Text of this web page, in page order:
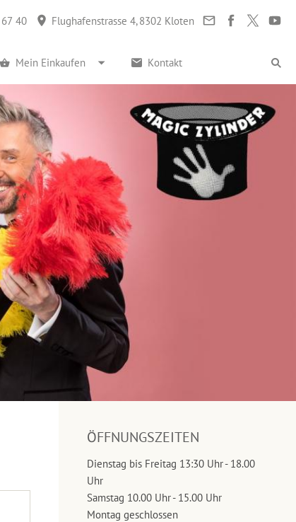
40 Flughafenstrasse 4, 8302 Kloten
Mein Einkaufen Kontakt
ÖFFNUNGSZEITEN
Dienstag bis Freitag 13:30 Uhr - 18.00
Uhr
Samstag 10.00 Uhr - 15.00 Uhr
Montag geschlossen